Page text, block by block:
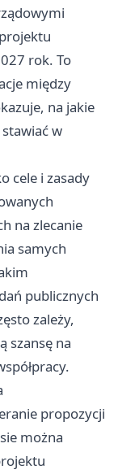
rok. To
między
na jakie
w
cele i zasady
na zlecanie
samych
publicznych
zależy,
szansę na
propozycji
można